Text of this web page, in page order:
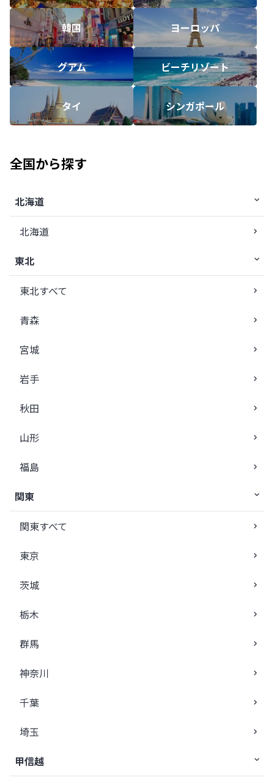
韓国 ヨーロッパ
グアム ビーチリゾート
タイ シンガポール
全国から探す
北海道
北海道
東北
東北すべて
青森
宮城
岩手
秋田
山形
福島
関東
関東すべて
東京
茨城
栃木
群馬
神奈川
千葉
埼玉
甲信越